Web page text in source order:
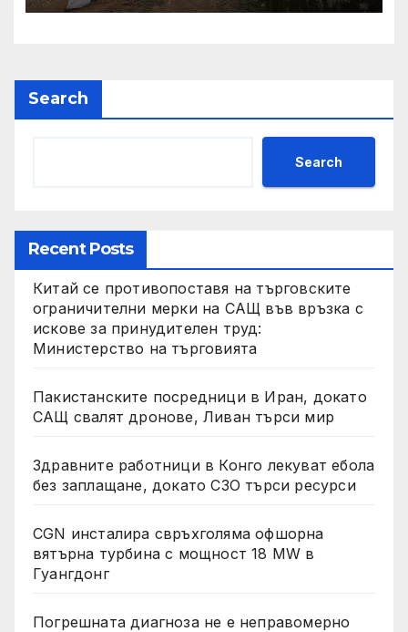
Search
Search
Recent Posts
Китай се противопоставя на търговските
ограничителни мерки на САЩ във връзка с
искове за принудителен труд:
Министерство на търговията
Пакистанските посредници в Иран, докато
САЩ свалят дронове, Ливан търси мир
Здравните работници в Конго лекуват ебола
без заплащане, докато СЗО търси ресурси
CGN инсталира свръхголяма офшорна
вятърна турбина с мощност 18 MW в
Гуангдонг
Погрешната диагноза не е неправомерно